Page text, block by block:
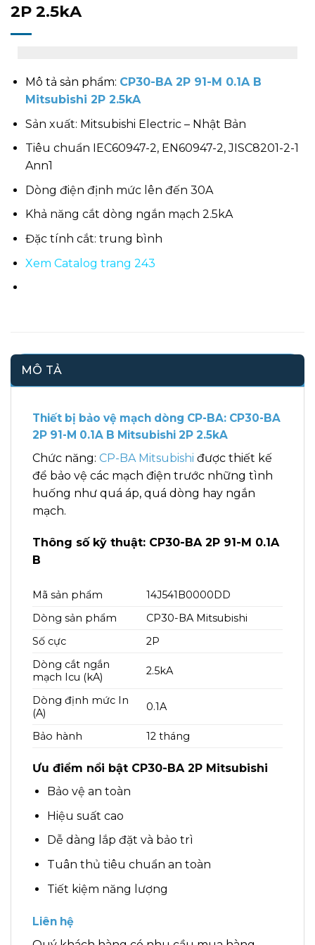
2P 2.5kA
Mô tả sản phẩm: CP30-BA 2P 91-M 0.1A B
Mitsubishi 2P 2.5kA
Sản xuất: Mitsubishi Electric – Nhật Bản
Tiêu chuẩn IEC60947-2, EN60947-2, JISC8201-2-1
Ann1
Dòng điện định mức lên đến 30A
Khả năng cắt dòng ngắn mạch 2.5kA
Đặc tính cắt: trung bình
Xem Catalog trang 243
MÔ TẢ
Thiết bị bảo vệ mạch dòng CP-BA: CP30-BA
2P 91-M 0.1A B Mitsubishi 2P 2.5kA
Chức năng: CP-BA Mitsubishi được thiết kế
để bảo vệ các mạch điện trước những tình
huống như quá áp, quá dòng hay ngắn
mạch.
Thông số kỹ thuật: CP30-BA 2P 91-M 0.1A
B
Mã sản phẩm
14J541B0000DD
Dòng sản phẩm
CP30-BA Mitsubishi
Số cực
2P
Dòng cắt ngắn
mạch Icu (kA)
2.5kA
Dòng định mức In
(A)
0.1A
Bảo hành 12 tháng
Ưu điểm nổi bật CP30-BA 2P Mitsubishi
Bảo vệ an toàn
Hiệu suất cao
Dễ dàng lắp đặt và bảo trì
Tuân thủ tiêu chuẩn an toàn
Tiết kiệm năng lượng
Liên hệ